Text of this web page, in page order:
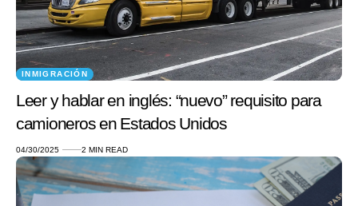
INMIGRACIÓN
Leer y hablar en inglés: “nuevo” requisito para
camioneros en Estados Unidos
04/30/2025 2 MIN READ